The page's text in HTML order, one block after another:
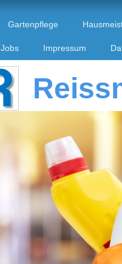
Gartenpflege
Jobs Impressum